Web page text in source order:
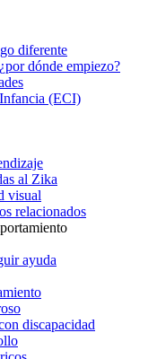
diferente
dónde empiezo?
(ECI)
al Zika
visual
relacionados
ayuda
discapacidad